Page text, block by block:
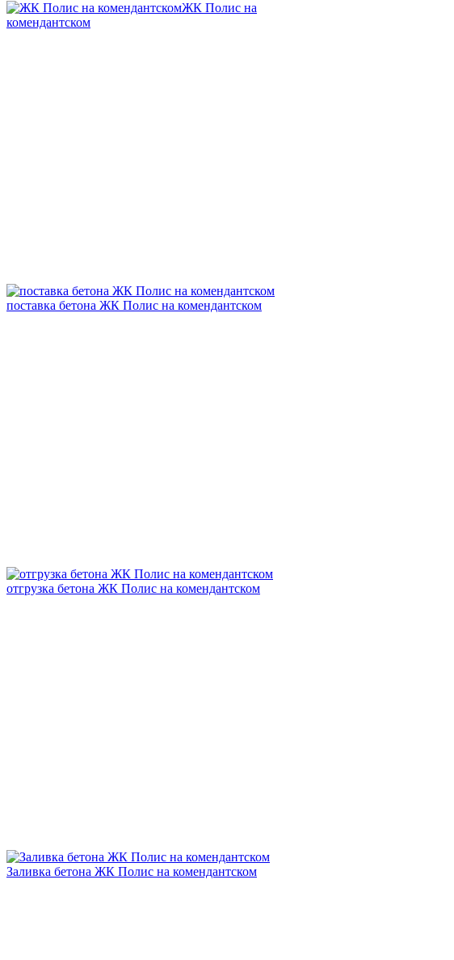
ЖК Полис на
комендантском
поставка бетона ЖК Полис на комендантском
отгрузка бетона ЖК Полис на комендантском
Заливка бетона ЖК Полис на комендантском